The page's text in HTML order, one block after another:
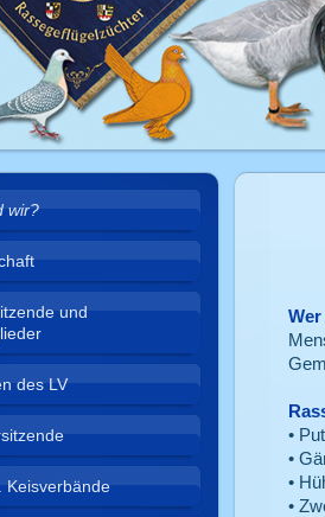
•
•
•
•
wir?
und
des LV
Keisverbände